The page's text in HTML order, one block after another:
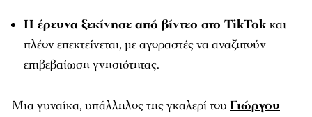
Η έρευνα ξεκίνησε από βίντεο στο TikTok και
πλέον επεκτείνεται, με αγοραστές να αναζητούν
επιβεβαίωση γνησιότητας.
Μια γυναίκα, υπάλληλος της γκαλερί του Γιώργου